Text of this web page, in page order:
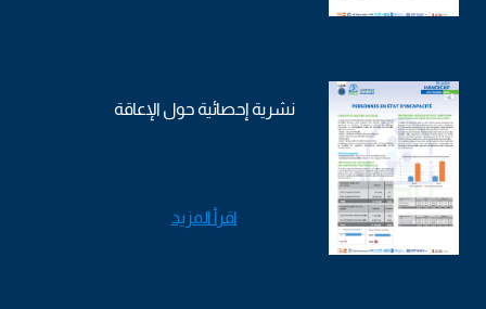
نشرية إحصائية حول الإعاقة
اقرأ المزيد